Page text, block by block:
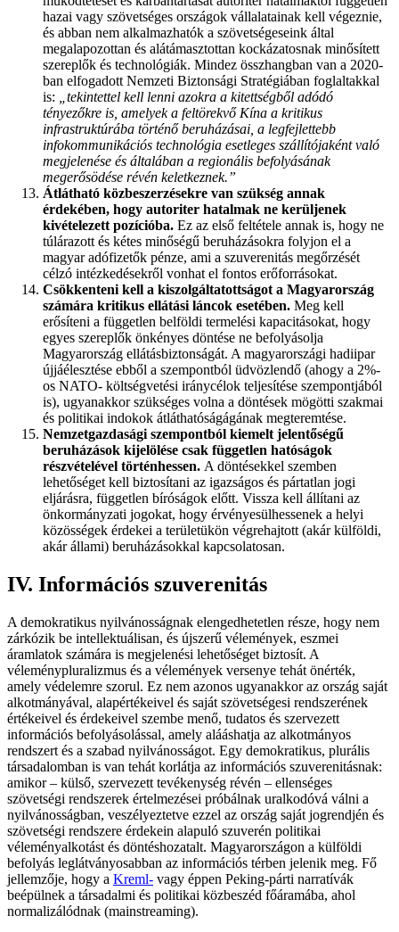
hazai vagy szövetséges országok vállalatainak kell végeznie,
és abban nem alkalmazhatók a szövetségeseink által
megalapozottan és alátámasztottan kockázatosnak minősített
szereplők és technológiák. Mindez összhangban van a 2020-
ban elfogadott Nemzeti Biztonsági Stratégiában foglaltakkal
is:
„tekintettel kell lenni azokra a kitettségből adódó
tényezőkre is, amelyek a feltörekvő Kína a kritikus
infrastruktúrába történő beruházásai, a legfejlettebb
infokommunikációs technológia esetleges szállítójaként való
megjelenése és általában a regionális befolyásának
megerősödése révén keletkeznek.”
Átlátható közbeszerzésekre van szükség annak
érdekében, hogy autoriter hatalmak ne kerüljenek
kivételezett pozícióba. Ez az első feltétele annak is, hogy ne
túlárazott és kétes minőségű beruházásokra folyjon el a
magyar adófizetők pénze, ami a szuverenitás megőrzését
célzó intézkedésekről vonhat el fontos erőforrásokat.
Csökkenteni kell a kiszolgáltatottságot a Magyarország
számára kritikus ellátási láncok esetében. Meg kell
erősíteni a független belföldi termelési kapacitásokat, hogy
egyes szereplők önkényes döntése ne befolyásolja
Magyarország ellátásbiztonságát. A magyarországi hadiipar
újjáélesztése ebből a szempontból üdvözlendő (ahogy a 2%-
os NATO- költségvetési iránycélok teljesítése szempontjából
is), ugyanakkor szükséges volna a döntések mögötti szakmai
és politikai indokok átláthatóságágának megteremtése.
Nemzetgazdasági szempontból kiemelt jelentőségű
beruházások kijelölése csak független hatóságok
részvételével történhessen. A döntésekkel szemben
lehetőséget kell biztosítani az igazságos és pártatlan jogi
eljárásra, független bíróságok előtt. Vissza kell állítani az
önkormányzati jogokat, hogy érvényesülhessenek a helyi
közösségek érdekei a területükön végrehajtott (akár külföldi,
akár állami) beruházásokkal kapcsolatosan.
IV. Információs szuverenitás
A demokratikus nyilvánosságnak elengedhetetlen része, hogy nem
zárkózik be intellektuálisan, és újszerű vélemények, eszmei
áramlatok számára is megjelenési lehetőséget biztosít. A
véleménypluralizmus és a vélemények versenye tehát önérték,
amely védelemre szorul. Ez nem azonos ugyanakkor az ország saját
alkotmányával, alapértékeivel és saját szövetségesi rendszerének
értékeivel és érdekeivel szembe menő, tudatos és szervezett
információs befolyásolással, amely alááshatja az alkotmányos
rendszert és a szabad nyilvánosságot. Egy demokratikus, plurális
társadalomban is van tehát korlátja az információs szuverenitásnak:
amikor – külső, szervezett tevékenység révén – ellenséges
szövetségi rendszerek értelmezései próbálnak uralkodóvá válni a
nyilvánosságban, veszélyeztetve ezzel az ország saját jogrendjén és
szövetségi rendszere érdekein alapuló szuverén politikai
véleményalkotást és döntéshozatalt. Magyarországon a külföldi
befolyás leglátványosabban az információs térben jelenik meg. Fő
jellemzője, hogy a Kreml- vagy éppen Peking-párti narratívák
beépülnek a társadalmi és politikai közbeszéd főáramába, ahol
normalizálódnak (mainstreaming).